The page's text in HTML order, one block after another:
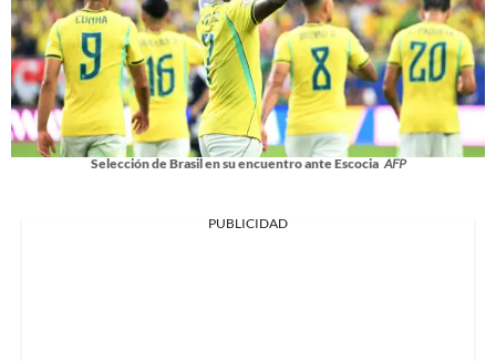
Selección de Brasil en su encuentro ante Escocia AFP
PUBLICIDAD